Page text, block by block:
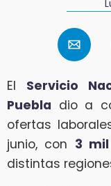
El Servicio
Puebla dio a
ofertas
junio, con 3
distintas